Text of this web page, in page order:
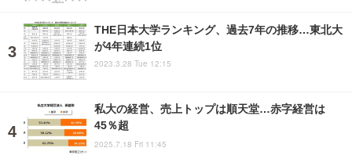
THE日本大学ランキング、過去7年の推移…東北大
が4年連続1位
2023.3.28 Tue 12:15
私大の経営、売上トップは順天堂…赤字経営は
45％超
2025.7.18 Fri 11:45